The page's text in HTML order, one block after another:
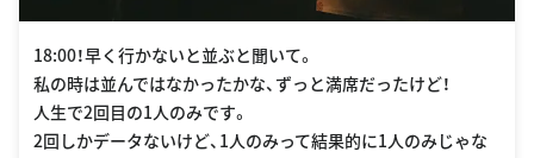
18:00！早く行かないと並ぶと聞いて。
私の時は並んではなかったかな、ずっと満席だったけど！
人生で2回目の1人のみです。
2回しかデータないけど、1人のみって結果的に1人のみじゃな